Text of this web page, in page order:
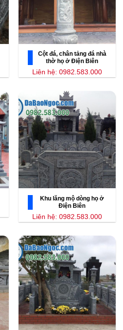
Cột đá, chân tảng đá nhà
thờ họ ở Điện Biên
Liên hệ: 0982.583.000
Khu lăng mộ dòng họ ở
Điện Biên
Liên hệ: 0982.583.000